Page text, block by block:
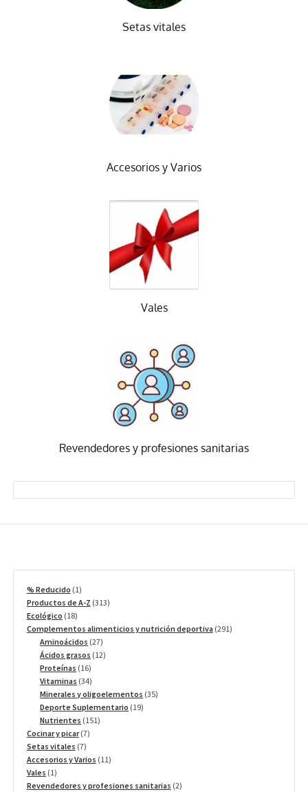
Setas vitales
Accesorios y Varios
Vales
Revendedores y profesiones sanitarias
% Reducido 11
producto
Productos de A-Z 313313
Ecológico 1818
productos
Complementos alimenticios y nutrición deportiva 291291
Aminoácidos 2727
productos
Ácidos grasos 1212
Proteínas 1616
productos
Vitaminas 3434
productos
Minerales y oligoelementos 3535
Deporte Suplementario 1919
Nutrientes 151151
Cocinar y picar 77
Setas vitales 77
productos
Accesorios y Varios 1111
Vales 11
producto
Revendedores y profesiones sanitarias 22